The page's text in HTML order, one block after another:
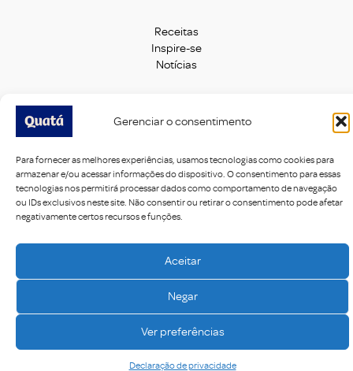
Gerenciar o consentimento
Para fornecer as melhores experiências, usamos tecnologias como cookies para
armazenar e/ou acessar informações do dispositivo. O consentimento para essas
tecnologias nos permitirá processar dados como comportamento de navegação
ou IDs exclusivos neste site. Não consentir ou retirar o consentimento pode afetar
negativamente certos recursos e funções.
Aceitar
Negar
Ver preferências
Declaração de privacidade
Receitas
Inspire-se
Notícias
Fale Conosco
Acompanhe nas Redes Sociais:
Imagens meramente ilustrativas - 2021 Quatá® LTDA. Todos os direitos
reservados.